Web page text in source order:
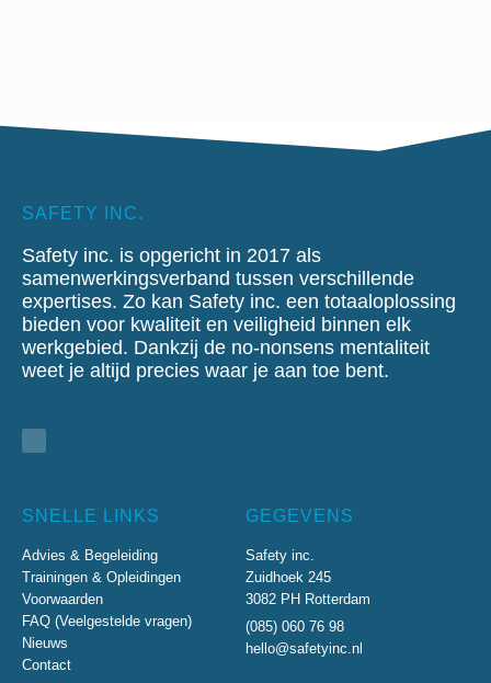
SAFETY INC.
Safety inc. is opgericht in 2017 als
samenwerkingsverband tussen verschillende
expertises. Zo kan Safety inc. een totaaloplossing
bieden voor kwaliteit en veiligheid binnen elk
werkgebied. Dankzij de no-nonsens mentaliteit
weet je altijd precies waar je aan toe bent.
SNELLE LINKS
Advies & Begeleiding
Trainingen & Opleidingen
Voorwaarden
FAQ (Veelgestelde vragen)
Nieuws
Contact
GEGEVENS
Safety inc.
Zuidhoek 245
3082 PH Rotterdam
(085) 060 76 98
hello@safetyinc.nl